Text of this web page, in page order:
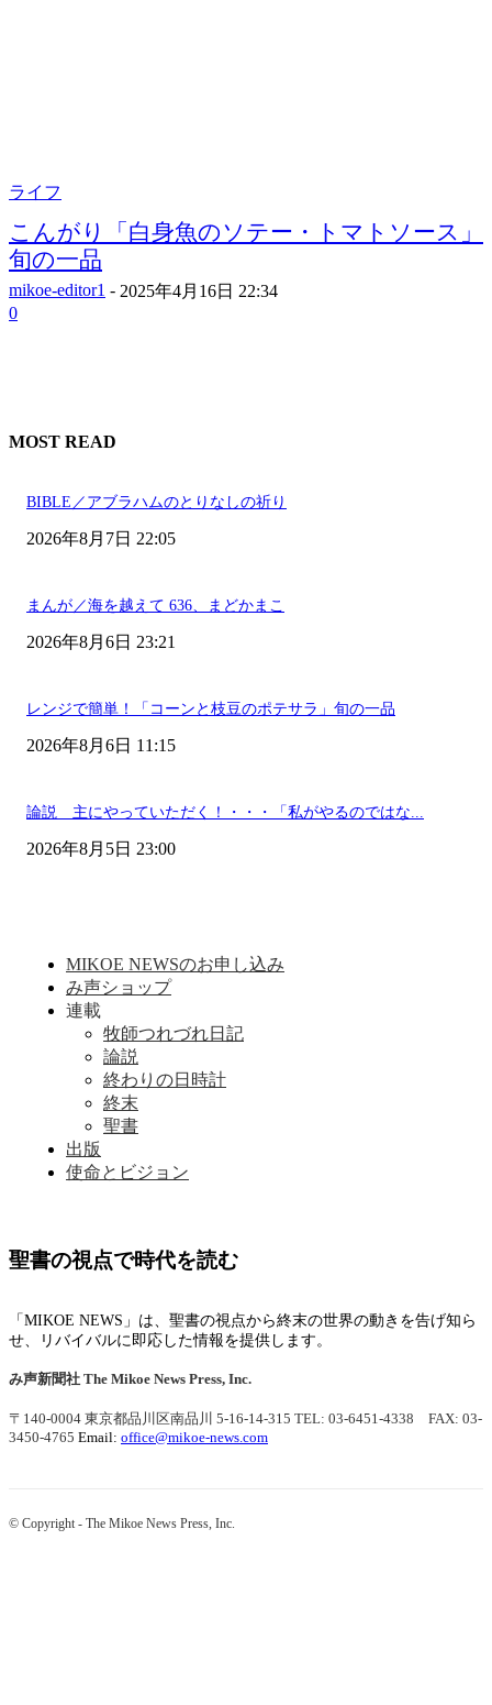
ライフ
こんがり「白身魚のソテー・トマトソース」
旬の一品
mikoe-editor1 - 2025年4月16日 22:34
0
MOST READ
BIBLE／アブラハムのとりなしの祈り
2026年8月7日 22:05
まんが／海を越えて 636、まどかまこ
2026年8月6日 23:21
レンジで簡単！「コーンと枝豆のポテサラ」旬の一品
2026年8月6日 11:15
論説 主にやっていただく！・・・「私がやるのではな...
2026年8月5日 23:00
MIKOE NEWSのお申し込み
み声ショップ
連載
牧師つれづれ日記
論説
終わりの日時計
終末
聖書
出版
使命とビジョン
聖書の視点で時代を読む
「MIKOE NEWS」は、聖書の視点から終末の世界の動きを告げ知ら
せ、リバイバルに即応した情報を提供します。
み声新聞社 The Mikoe News Press, Inc.
〒140-0004 東京都品川区南品川 5-16-14-315 TEL: 03-6451-4338 FAX: 03-
3450-4765 Email: office@mikoe-news.com
© Copyright - The Mikoe News Press, Inc.